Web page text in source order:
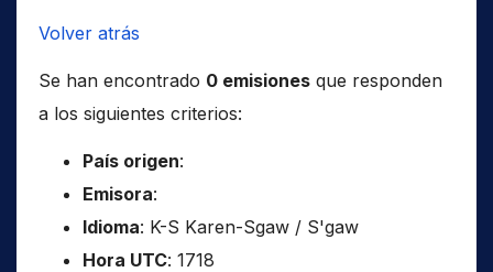
Volver atrás
Se han encontrado 0 emisiones que responden
a los siguientes criterios:
País origen:
Emisora:
Idioma: K-S Karen-Sgaw / S'gaw
Hora UTC: 1718